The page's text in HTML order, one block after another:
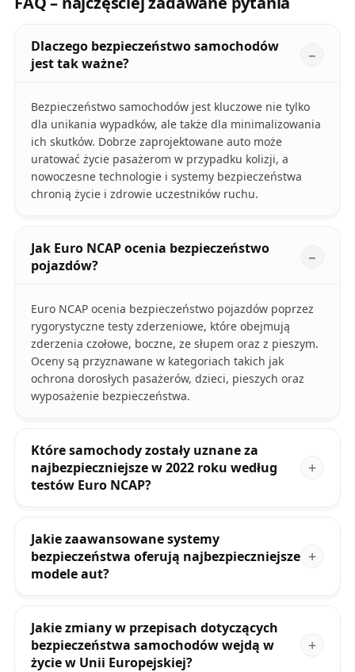
Dlaczego bezpieczeństwo samochodów
jest tak ważne?
Bezpieczeństwo samochodów jest kluczowe nie tylko
dla unikania wypadków, ale także dla minimalizowania
ich skutków. Dobrze zaprojektowane auto może
uratować życie pasażerom w przypadku kolizji, a
nowoczesne technologie i systemy bezpieczeństwa
chronią życie i zdrowie uczestników ruchu.
Jak Euro NCAP ocenia bezpieczeństwo
pojazdów?
Euro NCAP ocenia bezpieczeństwo pojazdów poprzez
rygorystyczne testy zderzeniowe, które obejmują
zderzenia czołowe, boczne, ze słupem oraz z pieszym.
Oceny są przyznawane w kategoriach takich jak
ochrona dorosłych pasażerów, dzieci, pieszych oraz
wyposażenie bezpieczeństwa.
Które samochody zostały uznane za
najbezpieczniejsze w 2022 roku według
testów Euro NCAP?
Jakie zaawansowane systemy
bezpieczeństwa oferują najbezpieczniejsze
modele aut?
Jakie zmiany w przepisach dotyczących
bezpieczeństwa samochodów wejdą w
życie w Unii Europejskiej?